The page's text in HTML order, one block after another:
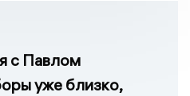
с Павлом
уже близко,